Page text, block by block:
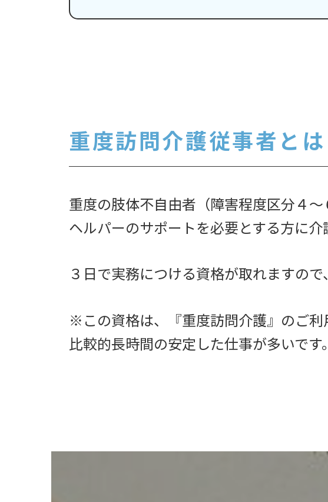
重度訪問介護従事者とは
重度の肢体不自由者（障害程度区分４
ヘルパーのサポートを必要とする方に
３日で実務につける資格が取れますの
※この資格は、『重度訪問介護』のご
比較的長時間の安定した仕事が多いです。